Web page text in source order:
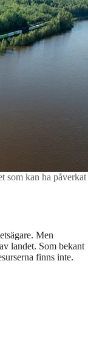
som kan ha påverkat
Men
landet. Som bekant
finns inte.